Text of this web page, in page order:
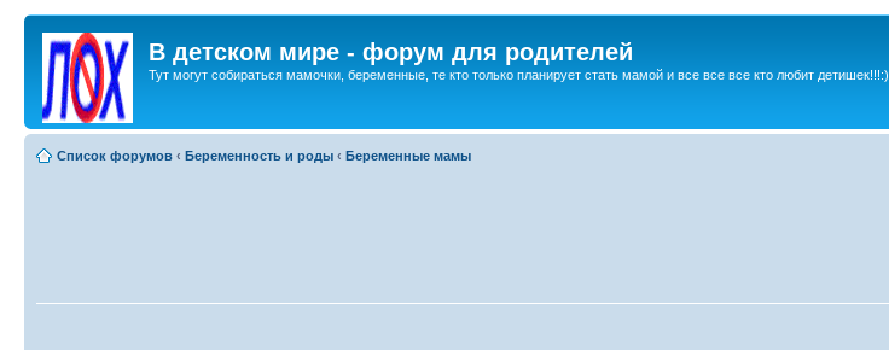
В детском мире - форум для родителей
Тут могут собираться мамочки, беременные, те кто только планирует стать мамой и все все все кто любит детишек!!!:)
Список форумов ‹ Беременность и роды ‹ Беременные мамы